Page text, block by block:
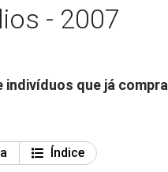
- 2007
indivíduos que já
Índice